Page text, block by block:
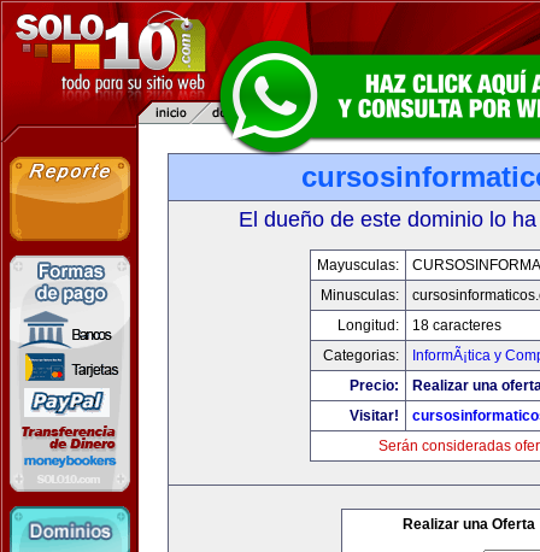
El dueño de este dominio lo
Mayusculas:
Minusculas:
Longitud:
18 caracteres
Categorias:
InformÃ¡tica y
Precio:
Realizar una
Visitar!
Serán consideradas
Realizar una Oferta